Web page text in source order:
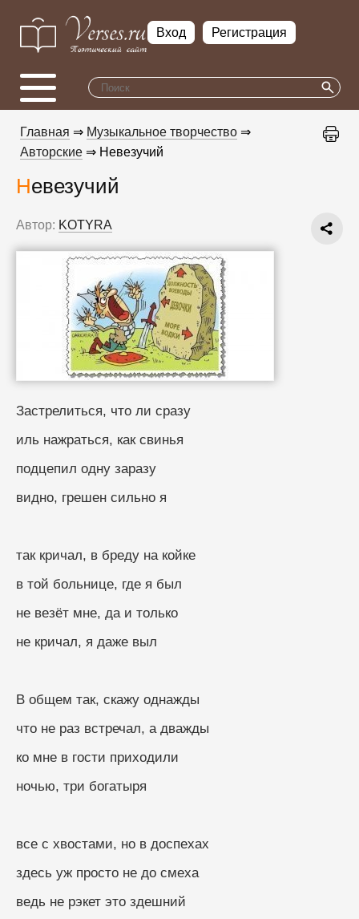
Вход Регистрация
Главная ⇒ Музыкальное творчество ⇒
Авторские ⇒ Невезучий
Невезучий
Автор: KOTYRA
Застрелиться, что ли сразу
иль нажраться, как свинья
подцепил одну заразу
видно, грешен сильно я
так кричал, в бреду на койке
в той больнице, где я был
не везёт мне, да и только
не кричал, я даже выл
В общем так, скажу однажды
что не раз встречал, а дважды
ко мне в гости приходили
ночью, три богатыря
все с хвостами, но в доспехах
здесь уж просто не до смеха
ведь не рэкет это здешний